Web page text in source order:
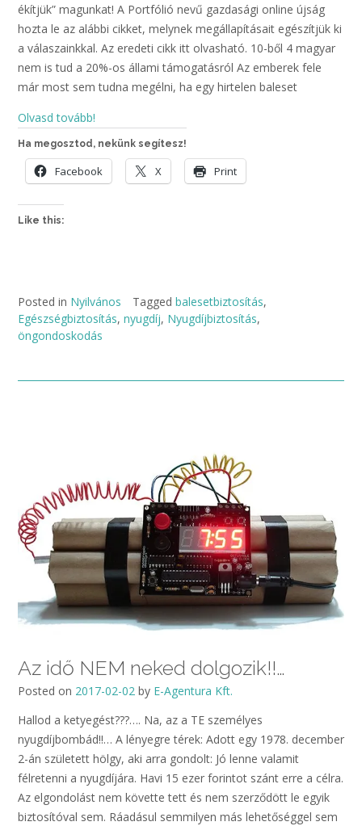
ékítjük” magunkat! A Portfólió nevű gazdasági online újság
hozta le az alábbi cikket, melynek megállapításait egészítjük ki
a válaszainkkal. Az eredeti cikk itt olvasható. 10-ből 4 magyar
nem is tud a 20%-os állami támogatásról Az emberek fele
már most sem tudna megélni, ha egy hirtelen baleset
Olvasd tovább!
Ha megosztod, nekünk segítesz!
Facebook X Print
Like this:
Posted in Nyilvános Tagged balesetbiztosítás,
Egészségbiztosítás, nyugdíj, Nyugdíjbiztosítás,
öngondoskodás
Az idő NEM neked dolgozik!!…
Posted on 2017-02-02 by E-Agentura Kft.
Hallod a ketyegést???…. Na, az a TE személyes
nyugdíjbombád!!… A lényegre térek: Adott egy 1978. december
2-án született hölgy, aki arra gondolt: Jó lenne valamit
félretenni a nyugdíjára. Havi 15 ezer forintot szánt erre a célra.
Az elgondolást nem követte tett és nem szerződött le egyik
biztosítóval sem. Ráadásul semmilyen más lehetőséggel sem